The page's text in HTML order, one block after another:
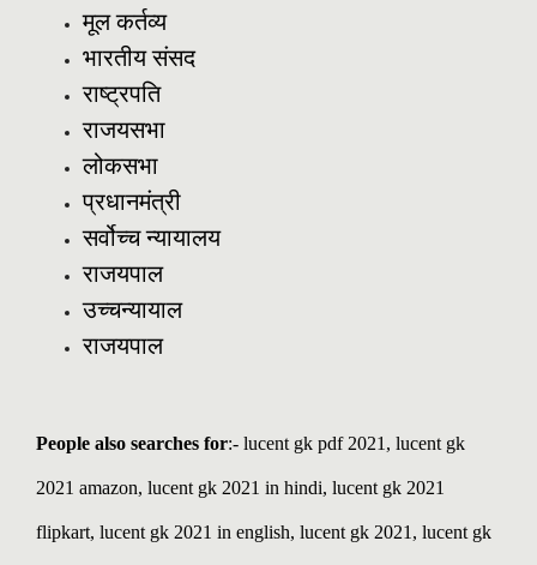
मूल कर्तव्य
भारतीय संसद
राष्ट्रपति
राजयसभा
लोकसभा
प्रधानमंत्री
सर्वोच्च न्यायालय
राजयपाल
उच्चन्यायाल
राजयपाल
People also searches for:- lucent gk pdf 2021, lucent gk
2021 amazon, lucent gk 2021 in hindi, lucent gk 2021
flipkart, lucent gk 2021 in english, lucent gk 2021, lucent gk